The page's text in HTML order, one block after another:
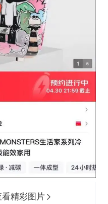
精彩图片